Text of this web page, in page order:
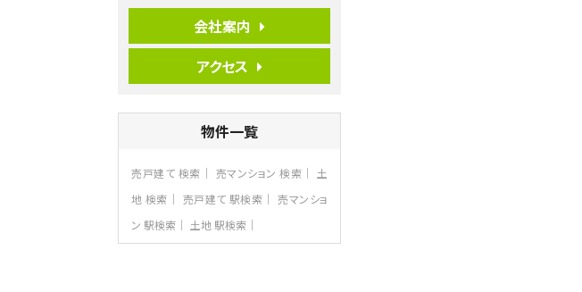
リビングダイニング部分の床暖房完備 車
並列2台駐…
4ＬＤＫ
さがみ野駅
る広さ…
第8位
3,598万円
4ＬＤＫ
会社案内
アクセス
物件一覧
売戸建て 検索 売マンション 検索
土
地 検索
売戸建て 駅検索
売マンショ
ン 駅検索
土地 駅検索